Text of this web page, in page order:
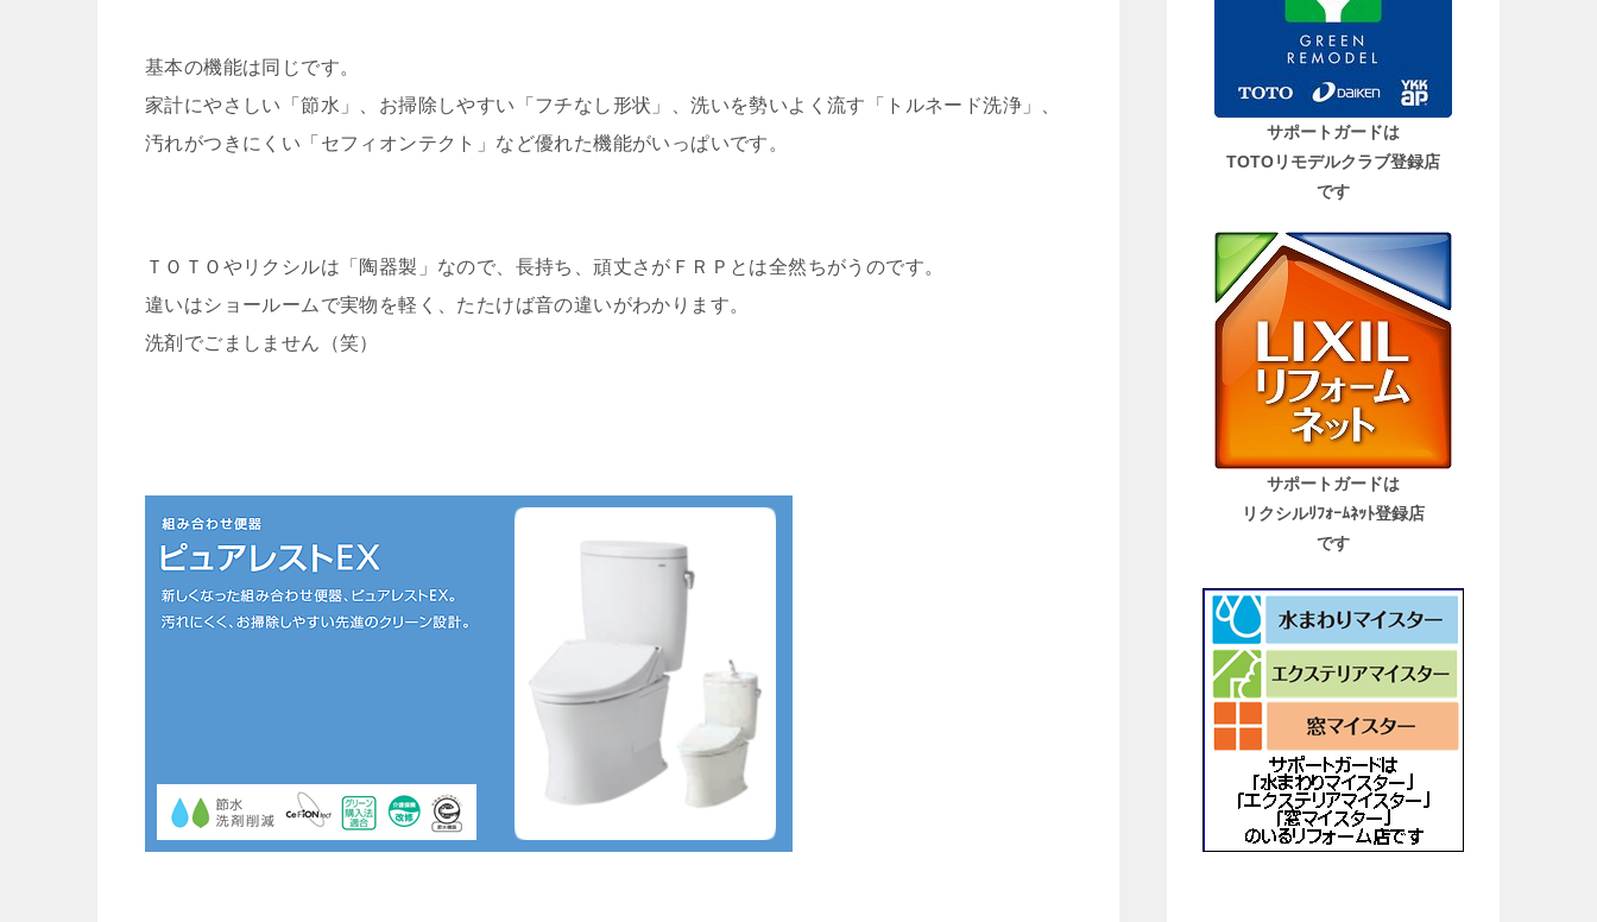
基本の機能は同じです。
家計にやさしい「節水」、お掃除しやすい「フチなし形状」、洗いを勢いよく流す「トルネード洗浄」、
汚れがつきにくい「セフィオンテクト」など優れた機能がいっぱいです。
ＴＯＴＯやリクシルは「陶器製」なので、長持ち、頑丈さがＦＲＰとは全然ちがうのです。
違いはショールームで実物を軽く、たたけば音の違いがわかります。
洗剤でごましません（笑）
サポートガードは
TOTOリモデルクラブ登録店
です
サポートガードは
リクシルﾘﾌｫｰﾑﾈｯﾄ登録店
です